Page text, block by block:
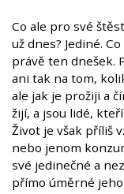
Co ale pro své
už dnes? Jediné.
právě ten dnešek.
ani tak na tom,
ale jak je prožiji a
žijí, a jsou lidé,
Život je však příliš
nebo jenom
své jedinečné a
přímo úměrné